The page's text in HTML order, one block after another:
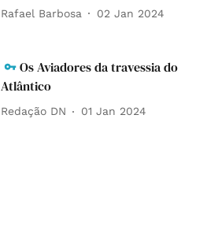
Rafael Barbosa 02 Jan 2024
Os Aviadores da travessia do
Atlântico
Redação DN 01 Jan 2024